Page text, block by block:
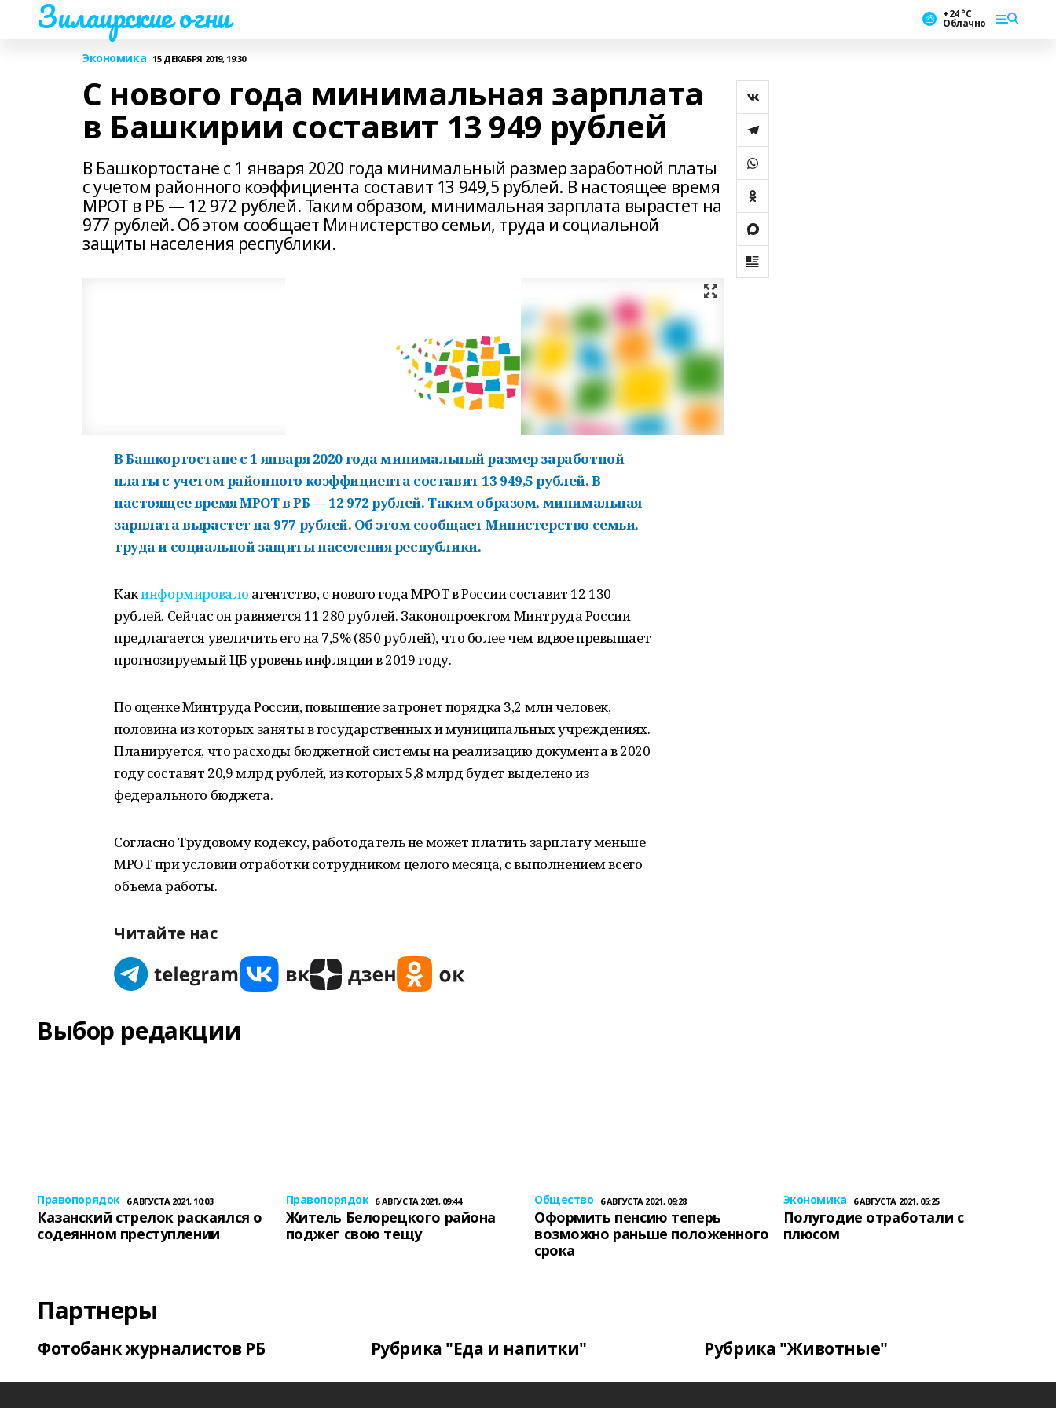
Зилаирские огни +24 °С
Облачно
Экономика 15 ДЕКАБРЯ 2019, 19:30
С нового года минимальная зарплата
в Башкирии составит 13 949 рублей
В Башкортостане с 1 января 2020 года минимальный размер заработной платы
с учетом районного коэффициента составит 13 949,5 рублей. В настоящее время
МРОТ в РБ — 12 972 рублей. Таким образом, минимальная зарплата вырастет на
977 рублей. Об этом сообщает Министерство семьи, труда и социальной
защиты населения республики.
В Башкортостане с 1 января 2020 года минимальный размер заработной
платы с учетом районного коэффициента составит 13 949,5 рублей. В
настоящее время МРОТ в РБ — 12 972 рублей. Таким образом, минимальная
зарплата вырастет на 977 рублей. Об этом сообщает Министерство семьи,
труда и социальной защиты населения республики.
Какинформировало агентство, с нового года МРОТ в России составит 12 130
рублей. Сейчас он равняется 11 280 рублей. Законопроектом Минтруда России
предлагается увеличить его на 7,5% (850 рублей), что более чем вдвое превышает
прогнозируемый ЦБ уровень инфляции в 2019 году.
По оценке Минтруда России, повышение затронет порядка 3,2 млн человек,
половина из которых заняты в государственных и муниципальных учреждениях.
Планируется, что расходы бюджетной системы на реализацию документа в 2020
году составят 20,9 млрд рублей, из которых 5,8 млрд будет выделено из
федерального бюджета.
Согласно Трудовому кодексу, работодатель не может платить зарплату меньше
МРОТ при условии отработки сотрудником целого месяца, с выполнением всего
объема работы.
Читайте нас
Выбор редакции
Правопорядок 6 АВГУСТА 2021, 10:03
Казанский стрелок раскаялся о
содеянном преступлении
Правопорядок 6 АВГУСТА 2021, 09:44
Житель Белорецкого района
поджег свою тещу
Общество 6 АВГУСТА 2021, 09:28
Оформить пенсию теперь
возможно раньше положенного
срока
Экономика 6 АВГУСТА 2021, 05:25
Полугодие отработали с
плюсом
Партнеры
Фотобанк журналистов РБ Рубрика "Еда и напитки" Рубрика "Животные"